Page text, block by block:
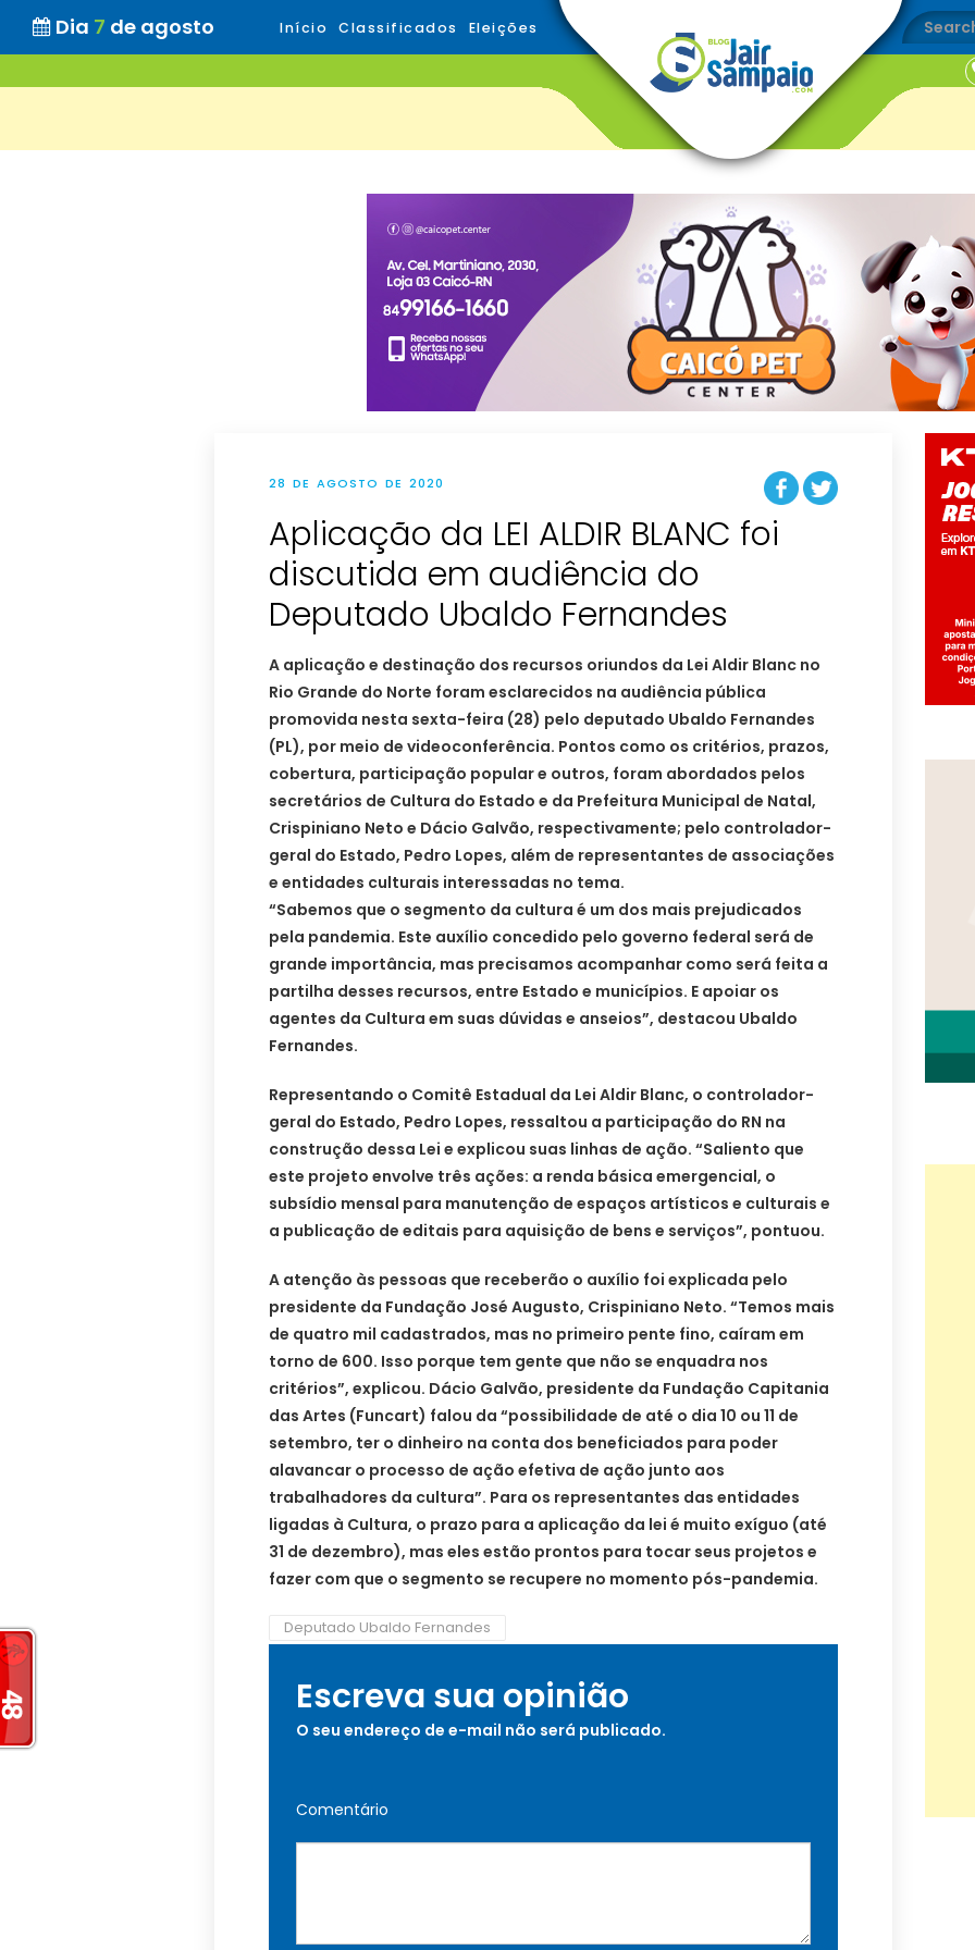
Dia 7 de agosto Início Classificados Eleições
28 DE AGOSTO DE 2020
Aplicação da LEI ALDIR BLANC foi
discutida em audiência do
Deputado Ubaldo Fernandes
A aplicação e destinação dos recursos oriundos da Lei Aldir Blanc no
Rio Grande do Norte foram esclarecidos na audiência pública
promovida nesta sexta-feira (28) pelo deputado Ubaldo Fernandes
(PL), por meio de videoconferência. Pontos como os critérios, prazos,
cobertura, participação popular e outros, foram abordados pelos
secretários de Cultura do Estado e da Prefeitura Municipal de Natal,
Crispiniano Neto e Dácio Galvão, respectivamente; pelo controlador-
geral do Estado, Pedro Lopes, além de representantes de associações
e entidades culturais interessadas no tema.
“Sabemos que o segmento da cultura é um dos mais prejudicados
pela pandemia. Este auxílio concedido pelo governo federal será de
grande importância, mas precisamos acompanhar como será feita a
partilha desses recursos, entre Estado e municípios. E apoiar os
agentes da Cultura em suas dúvidas e anseios”, destacou Ubaldo
Fernandes.
Representando o Comitê Estadual da Lei Aldir Blanc, o controlador-
geral do Estado, Pedro Lopes, ressaltou a participação do RN na
construção dessa Lei e explicou suas linhas de ação. “Saliento que
este projeto envolve três ações: a renda básica emergencial, o
subsídio mensal para manutenção de espaços artísticos e culturais e
a publicação de editais para aquisição de bens e serviços”, pontuou.
A atenção às pessoas que receberão o auxílio foi explicada pelo
presidente da Fundação José Augusto, Crispiniano Neto. “Temos mais
de quatro mil cadastrados, mas no primeiro pente fino, caíram em
torno de 600. Isso porque tem gente que não se enquadra nos
critérios”, explicou. Dácio Galvão, presidente da Fundação Capitania
das Artes (Funcart) falou da “possibilidade de até o dia 10 ou 11 de
setembro, ter o dinheiro na conta dos beneficiados para poder
alavancar o processo de ação efetiva de ação junto aos
trabalhadores da cultura”. Para os representantes das entidades
ligadas à Cultura, o prazo para a aplicação da lei é muito exíguo (até
31 de dezembro), mas eles estão prontos para tocar seus projetos e
fazer com que o segmento se recupere no momento pós-pandemia.
Deputado Ubaldo Fernandes
Escreva sua opinião
O seu endereço de e-mail não será publicado.
Comentário